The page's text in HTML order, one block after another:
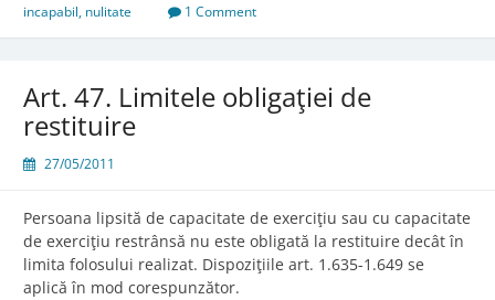
incapabil, nulitate 1 Comment
Art. 47. Limitele obligaţiei de
restituire
27/05/2011
Persoana lipsită de capacitate de exerciţiu sau cu capacitate
de exerciţiu restrânsă nu este obligată la restituire decât în
limita folosului realizat. Dispoziţiile art. 1.635-1.649 se
aplică în mod corespunzător.